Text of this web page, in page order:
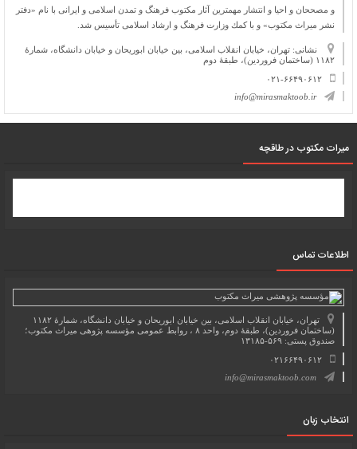
و مصححان و احیا و انتشار مهمترین آثار مكتوب فرهنگ و تمدن اسلامی و ایرانی با نام «دفتر
نشر میراث مكتوب» و با كمك وزارت فرهنگ و ارشاد اسلامی تأسیس شد.
نشانی: تهران، خیابان انقلاب اسلامی، بین خیابان ابوریحان و خیابان دانشگاه، شمارۀ
۱۱۸۲ (ساختمان فروردین)، طبقۀ دوم
۰۲۱-۶۶۴۹۰۶۱۲
info@mirasmaktoob.ir
میرات مکتوب در طاقچه
اطلاعات تماس
تهران، خیابان انقلاب اسلامی، بین خیابان ابوریحان و خیابان دانشگاه، شمارۀ ۱۱۸۲
(ساختمان فروردین)، طبقۀ دوم، واحد ۸ ، روابط عمومی مؤسسه پژوهی میراث مکتوب؛
صندوق پستی: ۵۶۹-۱۳۱۸۵
۰۲۱۶۶۴۹۰۶۱۲
info@mirasmaktoob.com
انتخاب زبان